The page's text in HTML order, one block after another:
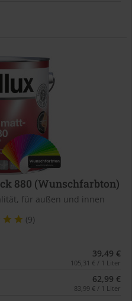
880 (Wunschfarbton)
für außen und innen
(9)
39,49 €
105,31 € / 1 Liter
62,99 €
83,99 € / 1 Liter